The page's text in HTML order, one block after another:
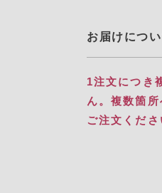
お届けにつ
1注文につき
ん。​ 複数箇
ご注文くださ